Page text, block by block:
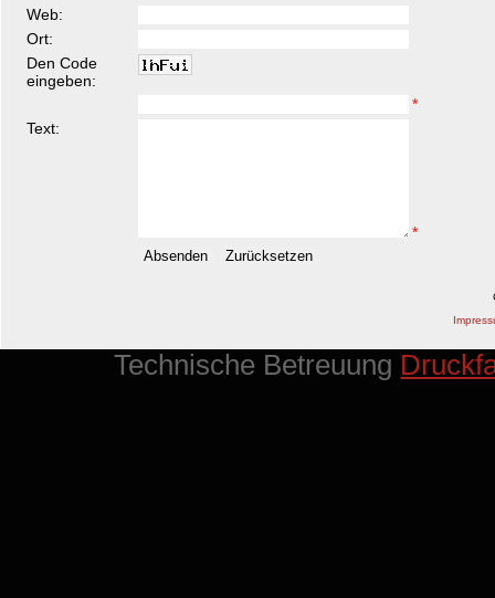
Web:
Ort:
Den Code
eingeben:
*
Text:
*
Technische Betreuung